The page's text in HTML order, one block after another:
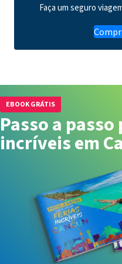
Faça um seguro
EBOOK GRÁTIS
Passo a
incríveis em